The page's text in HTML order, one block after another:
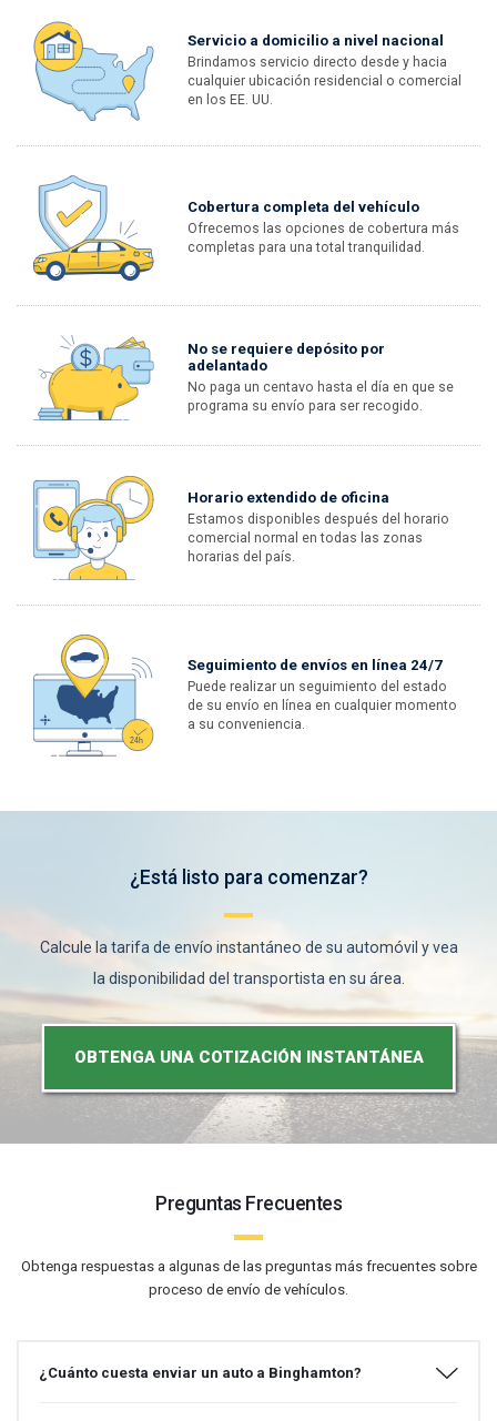
Servicio a domicilio a nivel nacional
Brindamos servicio directo desde y hacia
cualquier ubicación residencial o comercial
en los EE. UU.
Cobertura completa del vehículo
Ofrecemos las opciones de cobertura más
completas para una total tranquilidad.
No se requiere depósito por
adelantado
No paga un centavo hasta el día en que se
programa su envío para ser recogido.
Horario extendido de oficina
Estamos disponibles después del horario
comercial normal en todas las zonas
horarias del país.
Seguimiento de envíos en línea 24/7
Puede realizar un seguimiento del estado
de su envío en línea en cualquier momento
a su conveniencia.
¿Está listo para comenzar?
Calcule la tarifa de envío instantáneo de su automóvil y vea
la disponibilidad del transportista en su área.
OBTENGA UNA COTIZACIÓN INSTANTÁNEA
Preguntas Frecuentes
Obtenga respuestas a algunas de las preguntas más frecuentes sobre
proceso de envío de vehículos.
¿Cuánto cuesta enviar un auto a Binghamton?